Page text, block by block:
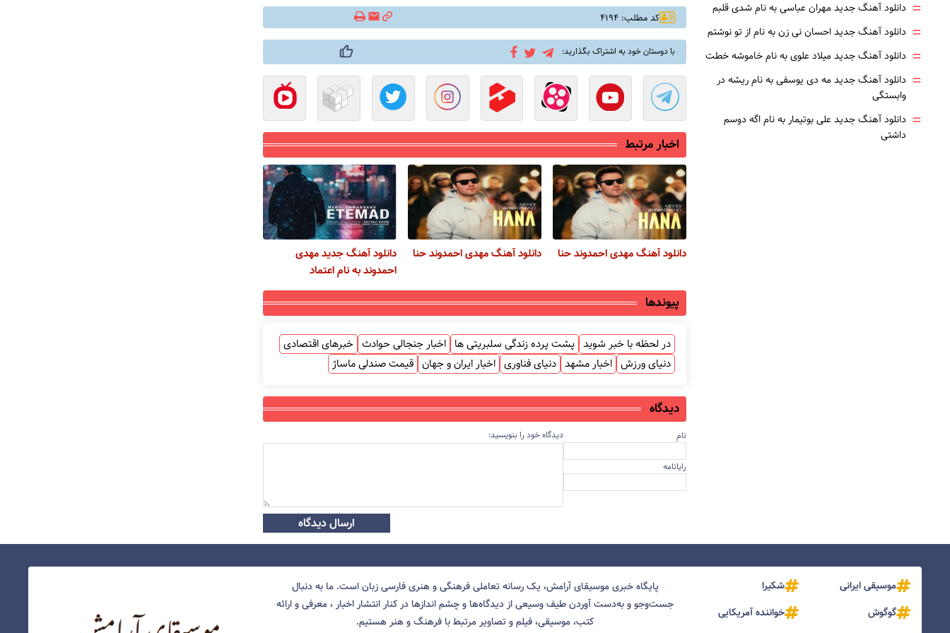
کد مطلب: ۴۱۹۴
با دوستان خود به اشتراک بگذارید:
اخبار مرتبط
دانلود آهنگ مهدی احمدوند حنا دانلود آهنگ مهدی احمدوند حنا
دانلود آهنگ جدید مهدی
احمدوند به نام اعتماد
پیوندها
در لحظه با خبر شوید پشت پرده زندگی سلبریتی ها اخبار جنجالی حوادث خبرهای اقتصادی
دنیای ورزش اخبار مشهد دنیای فناوری اخبار ایران و جهان قیمت صندلی ماساژ
دیدگاه
نام
رایانامه
دیدگاه خود را بنویسید:
ارسال دیدگاه
= دانلود آهنگ جدید مهران عباسی به نام شدی قلبم
= دانلود آهنگ جدید احسان نی زن به نام از تو نوشتم
= دانلود آهنگ جدید میلاد علوی به نام خاموشه خطت
= دانلود آهنگ جدید مه دی یوسفی به نام ریشه در
وابستگی
= دانلود آهنگ جدید علی بوتیمار به نام اگه دوسم
داشتی
موسیقی ایرانی
شکیرا
گوگوش
خواننده آمریکایی
پایگاه خبری موسیقای آرامش، یک رسانه تعاملی فرهنگی و هنری فارسی زبان است. ما به دنبال
جست‌و‌جو و به‌دست آوردن طیف وسیعی از دیدگاه‌ها و چشم انداز‌ها در کنار انتشار اخبار ، معرفی و ارائه
کتب، موسیقی، فیلم و تصاویر مرتبط با فرهنگ و هنر هستیم.